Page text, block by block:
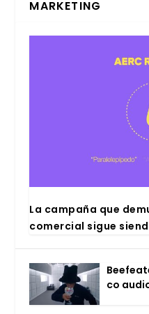
MARKETING
La cam­pa­ña que
comer­cial sigue
co